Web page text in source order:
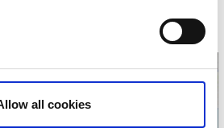
all cookies